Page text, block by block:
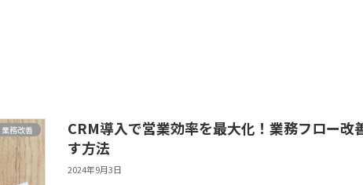
業務改善
CRM導入で営業効率を最大化！業務フロー改
す方法
2024年9月3日